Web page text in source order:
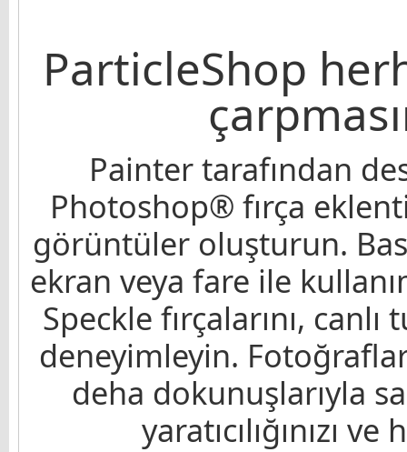
ParticleShop
Painter tarafından
Photoshop® fırça
görüntüler oluşturun.
ekran veya fare ile
Speckle fırçalarını, canlı
deneyimleyin.
deha dokunuşlarıyla
yaratıcılığınızı